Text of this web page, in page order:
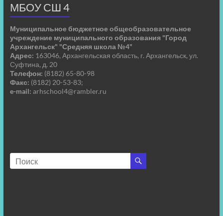
МБОУ СШ 4
Муниципальное бюджетное общеобразовательное
учреждение муниципального образования "Город
Архангельск" "Средняя школа №4"
Адрес: 163046, Архангельская область, г. Архангельск, ул.
Суфтина, д. 20
Телефон: (8182) 65-80-98
Факс: (8182) 20-53-83;
e-mail: arhschool4@rambler.ru